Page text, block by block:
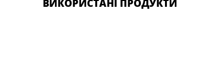
ВИКОРИСТАНІ ПРОДУКТИ